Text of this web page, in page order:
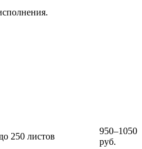
250 листов
950–1050
руб.